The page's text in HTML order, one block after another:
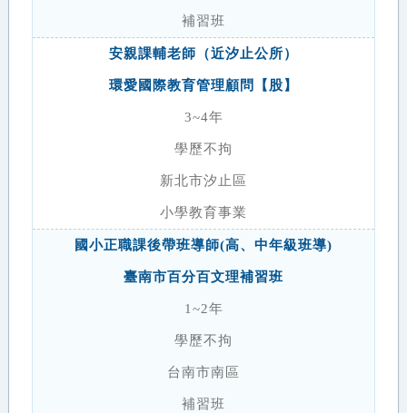
補習班
安親課輔老師（近汐止公所）
環愛國際教育管理顧問【股】
3~4年
學歷不拘
新北市汐止區
小學教育事業
國小正職課後帶班導師(高、中年級班導)
臺南市百分百文理補習班
1~2年
學歷不拘
台南市南區
補習班